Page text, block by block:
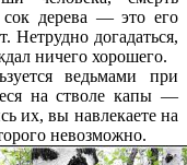
сок дерева — это его
Нетрудно догадаться,
ничего хорошего.
ведьмами при
на стволе капы —
их, вы навлекаете на
невозможно.